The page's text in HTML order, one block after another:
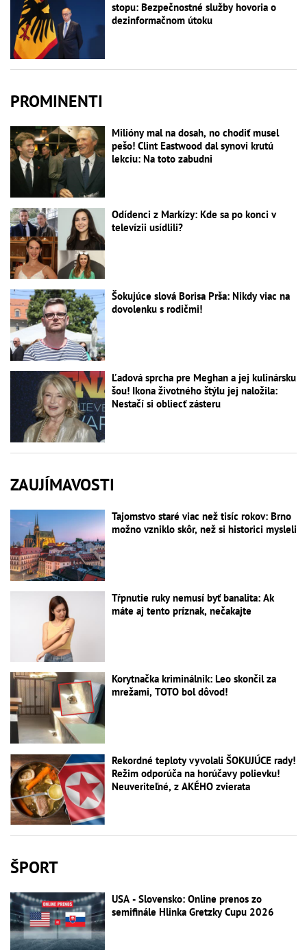
stopu: Bezpečnostné služby hovoria o
dezinformačnom útoku
PROMINENTI
Milióny mal na dosah, no chodiť musel
pešo! Clint Eastwood dal synovi krutú
lekciu: Na toto zabudni
Odídenci z Markízy: Kde sa po konci v
televízii usídlili?
Šokujúce slová Borisa Prša: Nikdy viac na
dovolenku s rodičmi!
Ľadová sprcha pre Meghan a jej kulinársku
šou! Ikona životného štýlu jej naložila:
Nestačí si obliecť zásteru
ZAUJÍMAVOSTI
Tajomstvo staré viac než tisíc rokov: Brno
možno vzniklo skôr, než si historici mysleli
Tŕpnutie ruky nemusí byť banalita: Ak
máte aj tento príznak, nečakajte
Korytnačka kriminálnik: Leo skončil za
mrežami, TOTO bol dôvod!
Rekordné teploty vyvolali ŠOKUJÚCE rady!
Režim odporúča na horúčavy polievku!
Neuveriteľné, z AKÉHO zvierata
ŠPORT
USA - Slovensko: Online prenos zo
semifinále Hlinka Gretzky Cupu 2026